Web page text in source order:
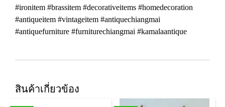
#ironitem #brassitem #decorativeitems #homedecoration
#antiqueitem #vintageitem #antiquechiangmai
#antiquefurniture #furniturechiangmai #kamalaantique
สินค้าเกี่ยวข้อง